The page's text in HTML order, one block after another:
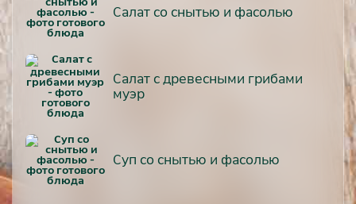
Салат со снытью и фасолью
Салат с древесными грибами
муэр
Суп со снытью и фасолью